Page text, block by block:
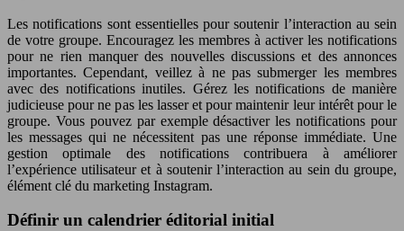
Les notifications sont essentielles pour soutenir l’interaction au sein
de votre groupe. Encouragez les membres à activer les notifications
pour ne rien manquer des nouvelles discussions et des annonces
importantes. Cependant, veillez à ne pas submerger les membres
avec des notifications inutiles. Gérez les notifications de manière
judicieuse pour ne pas les lasser et pour maintenir leur intérêt pour le
groupe. Vous pouvez par exemple désactiver les notifications pour
les messages qui ne nécessitent pas une réponse immédiate. Une
gestion optimale des notifications contribuera à améliorer
l’expérience utilisateur et à soutenir l’interaction au sein du groupe,
élément clé du marketing Instagram.
Définir un calendrier éditorial initial